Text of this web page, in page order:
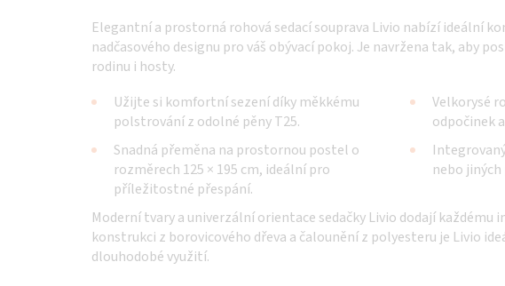
Elegantní a prostorná rohová sedací souprava Livio nabízí ideální
nadčasového designu pro váš obývací pokoj. Je navržena tak, aby
rodinu i hosty.
Užijte si komfortní sezení díky měkkému
polstrování z odolné pěny T25.
Velkorysé
odpočinek
Snadná přeměna na prostornou postel o
rozměrech 125 × 195 cm, ideální pro
příležitostné přespání.
nebo
Moderní tvary a univerzální orientace sedačky Livio dodají
konstrukci z borovicového dřeva a čalounění z polyesteru je Livio
dlouhodobé využití.